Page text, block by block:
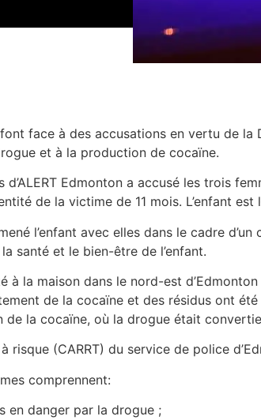
face à des accusations en vertu de
et à la production de cocaïne.
d’ALERT Edmonton a accusé les trois
de la victime de 11 mois. L’enfant est
l’enfant avec elles dans le cadre
santé et le bien-être de l’enfant.
à la maison dans le nord-est
de la cocaïne et des résidus ont
la cocaïne, où la drogue était
risque (CARRT) du service de police
comprennent:
en danger par la drogue ;